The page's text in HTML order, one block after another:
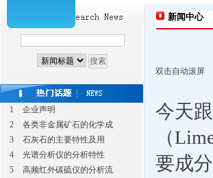
1
企业声明
2
各类非金属矿石的化学成
3
石灰石的主要特性及用
4
光谱分析仪的分析特性
5
高频红外碳硫仪的分析流
新闻中心
双击自动滚屏
今天
（
要成